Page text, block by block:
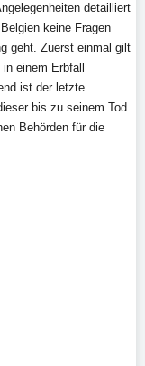
detailliert
keine Fragen
geht. Zuerst einmal gilt
einem Erbfall
ist der letzte
bis zu seinem Tod
Behörden für die